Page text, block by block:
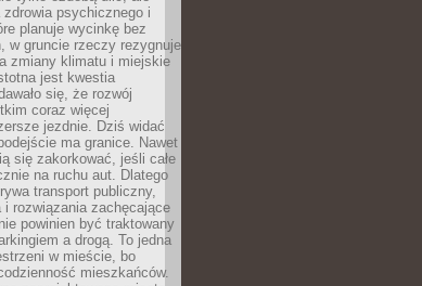
psychicznego i
planuje wycinkę bez
w gruncie rzeczy rezygnuje
zmiany klimatu i miejskie
jest kwestia
się, że rozwój
coraz więcej
jezdnie. Dziś widać
ma granice. Nawet
się zakorkować, jeśli całe
na ruchu aut. Dlatego
transport publiczny,
i rozwiązania zachęcające
powinien być traktowany
a drogą. To jedna
w mieście, bo
mieszkańców.